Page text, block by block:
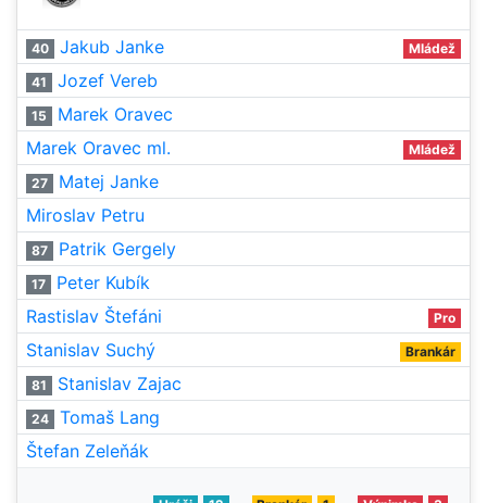
40 Jakub Janke Mládež
41 Jozef Vereb
15
Marek Oravec
Marek Oravec ml.
Mládež
27
Matej Janke
Miroslav Petru
87 Patrik Gergely
17
Peter Kubík
Rastislav Štefáni
Pro
Stanislav Suchý Brankár
81 Stanislav Zajac
24
Tomaš Lang
Štefan Zeleňák